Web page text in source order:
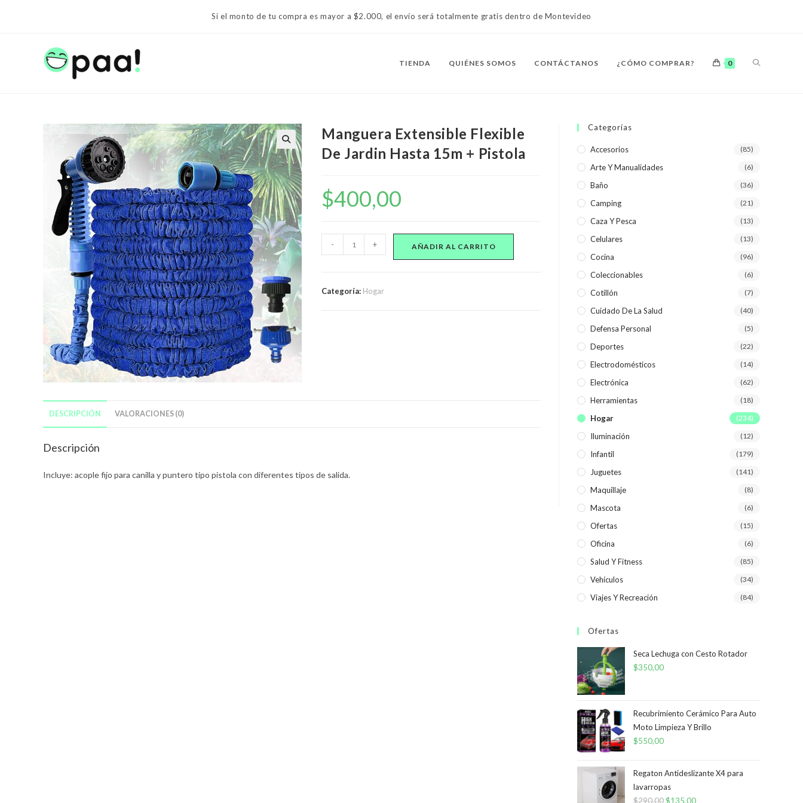
Si el monto de tu compra es mayor a $2.000, el envío será totalmente gratis dentro de Montevideo
TIENDA QUIÉNES SOMOS CONTÁCTANOS ¿CÓMO COMPRAR? 0 ALTERNAR
DE
LA
Manguera Extensible Flexible
De Jardin Hasta 15m + Pistola
$400,00
Manguera
Extensible
- + AÑADIR AL CARRITO
Categoría: Hogar
DESCRIPCIÓN VALORACIONES (0)
Descripción
Incluye: acople fijo para canilla y puntero tipo pistola con diferentes tipos de salida.
Categorías
Accesorios (85)
Arte Y Manualidades (6)
Baño (36)
Camping (21)
Caza Y Pesca (13)
Celulares (13)
Cocina (96)
Coleccionables (6)
Cotillón (7)
Cuidado De La Salud (40)
Defensa Personal (5)
Deportes (22)
Electrodomésticos (14)
Electrónica (62)
Herramientas (18)
Hogar (234)
Iluminación (12)
Infantil (179)
Juguetes (141)
Maquillaje (8)
Mascota (6)
Ofertas (15)
Oficina (6)
Salud Y Fitness (85)
Vehículos (34)
Viajes Y Recreación (84)
Ofertas
Seca Lechuga con Cesto Rotador
$350,00
Recubrimiento Cerámico Para Auto
Moto Limpieza Y Brillo
$550,00
Regaton Antideslizante X4 para
lavarropas
$290,00El
$135,00El